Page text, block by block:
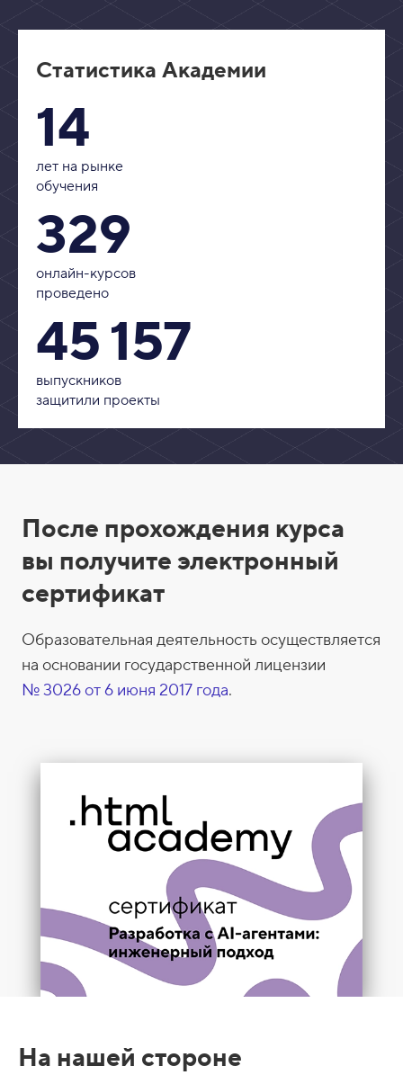
Статистика Академии
14
лет на рынке
обучения
329
онлайн-курсов
проведено
45 157
выпускников
защитили проекты
С
е
р
т
и
ф
и
к
После прохождения курса
вы получите электронный
сертификат
Образовательная деятельность осуществляется
на основании государственной лицензии
№ 3026 от 6 июня 2017 года.
На нашей стороне